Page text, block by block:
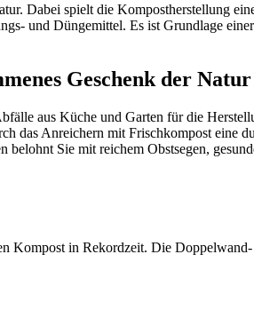
Dabei spielt die Kompostherstellung
und Düngemittel. Es ist Grundlage
Geschenk der Natur
aus Küche und Garten für die
das Anreichern mit Frischkompost eine
belohnt Sie mit reichem Obstsegen,
Kompost in Rekordzeit. Die